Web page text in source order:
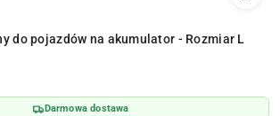
do pojazdów na akumulator - Rozmiar L
Darmowa dostawa